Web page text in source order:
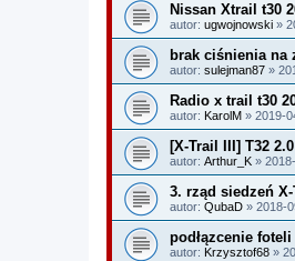
Nissan Xtrail t30
autor: ugwojnowski »
brak ciśnienia
autor: sulejman87 »
Radio x trail t30
autor: KarolM » 2019-
[X-Trail III] T32
autor: Arthur_K »
3. rząd siedzeń
autor: QubaD » 2018-
podłązcenie
autor: Krzysztof68 »